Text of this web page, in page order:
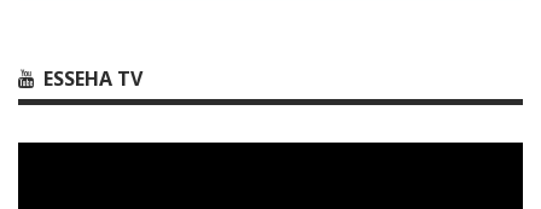
ESSEHA TV